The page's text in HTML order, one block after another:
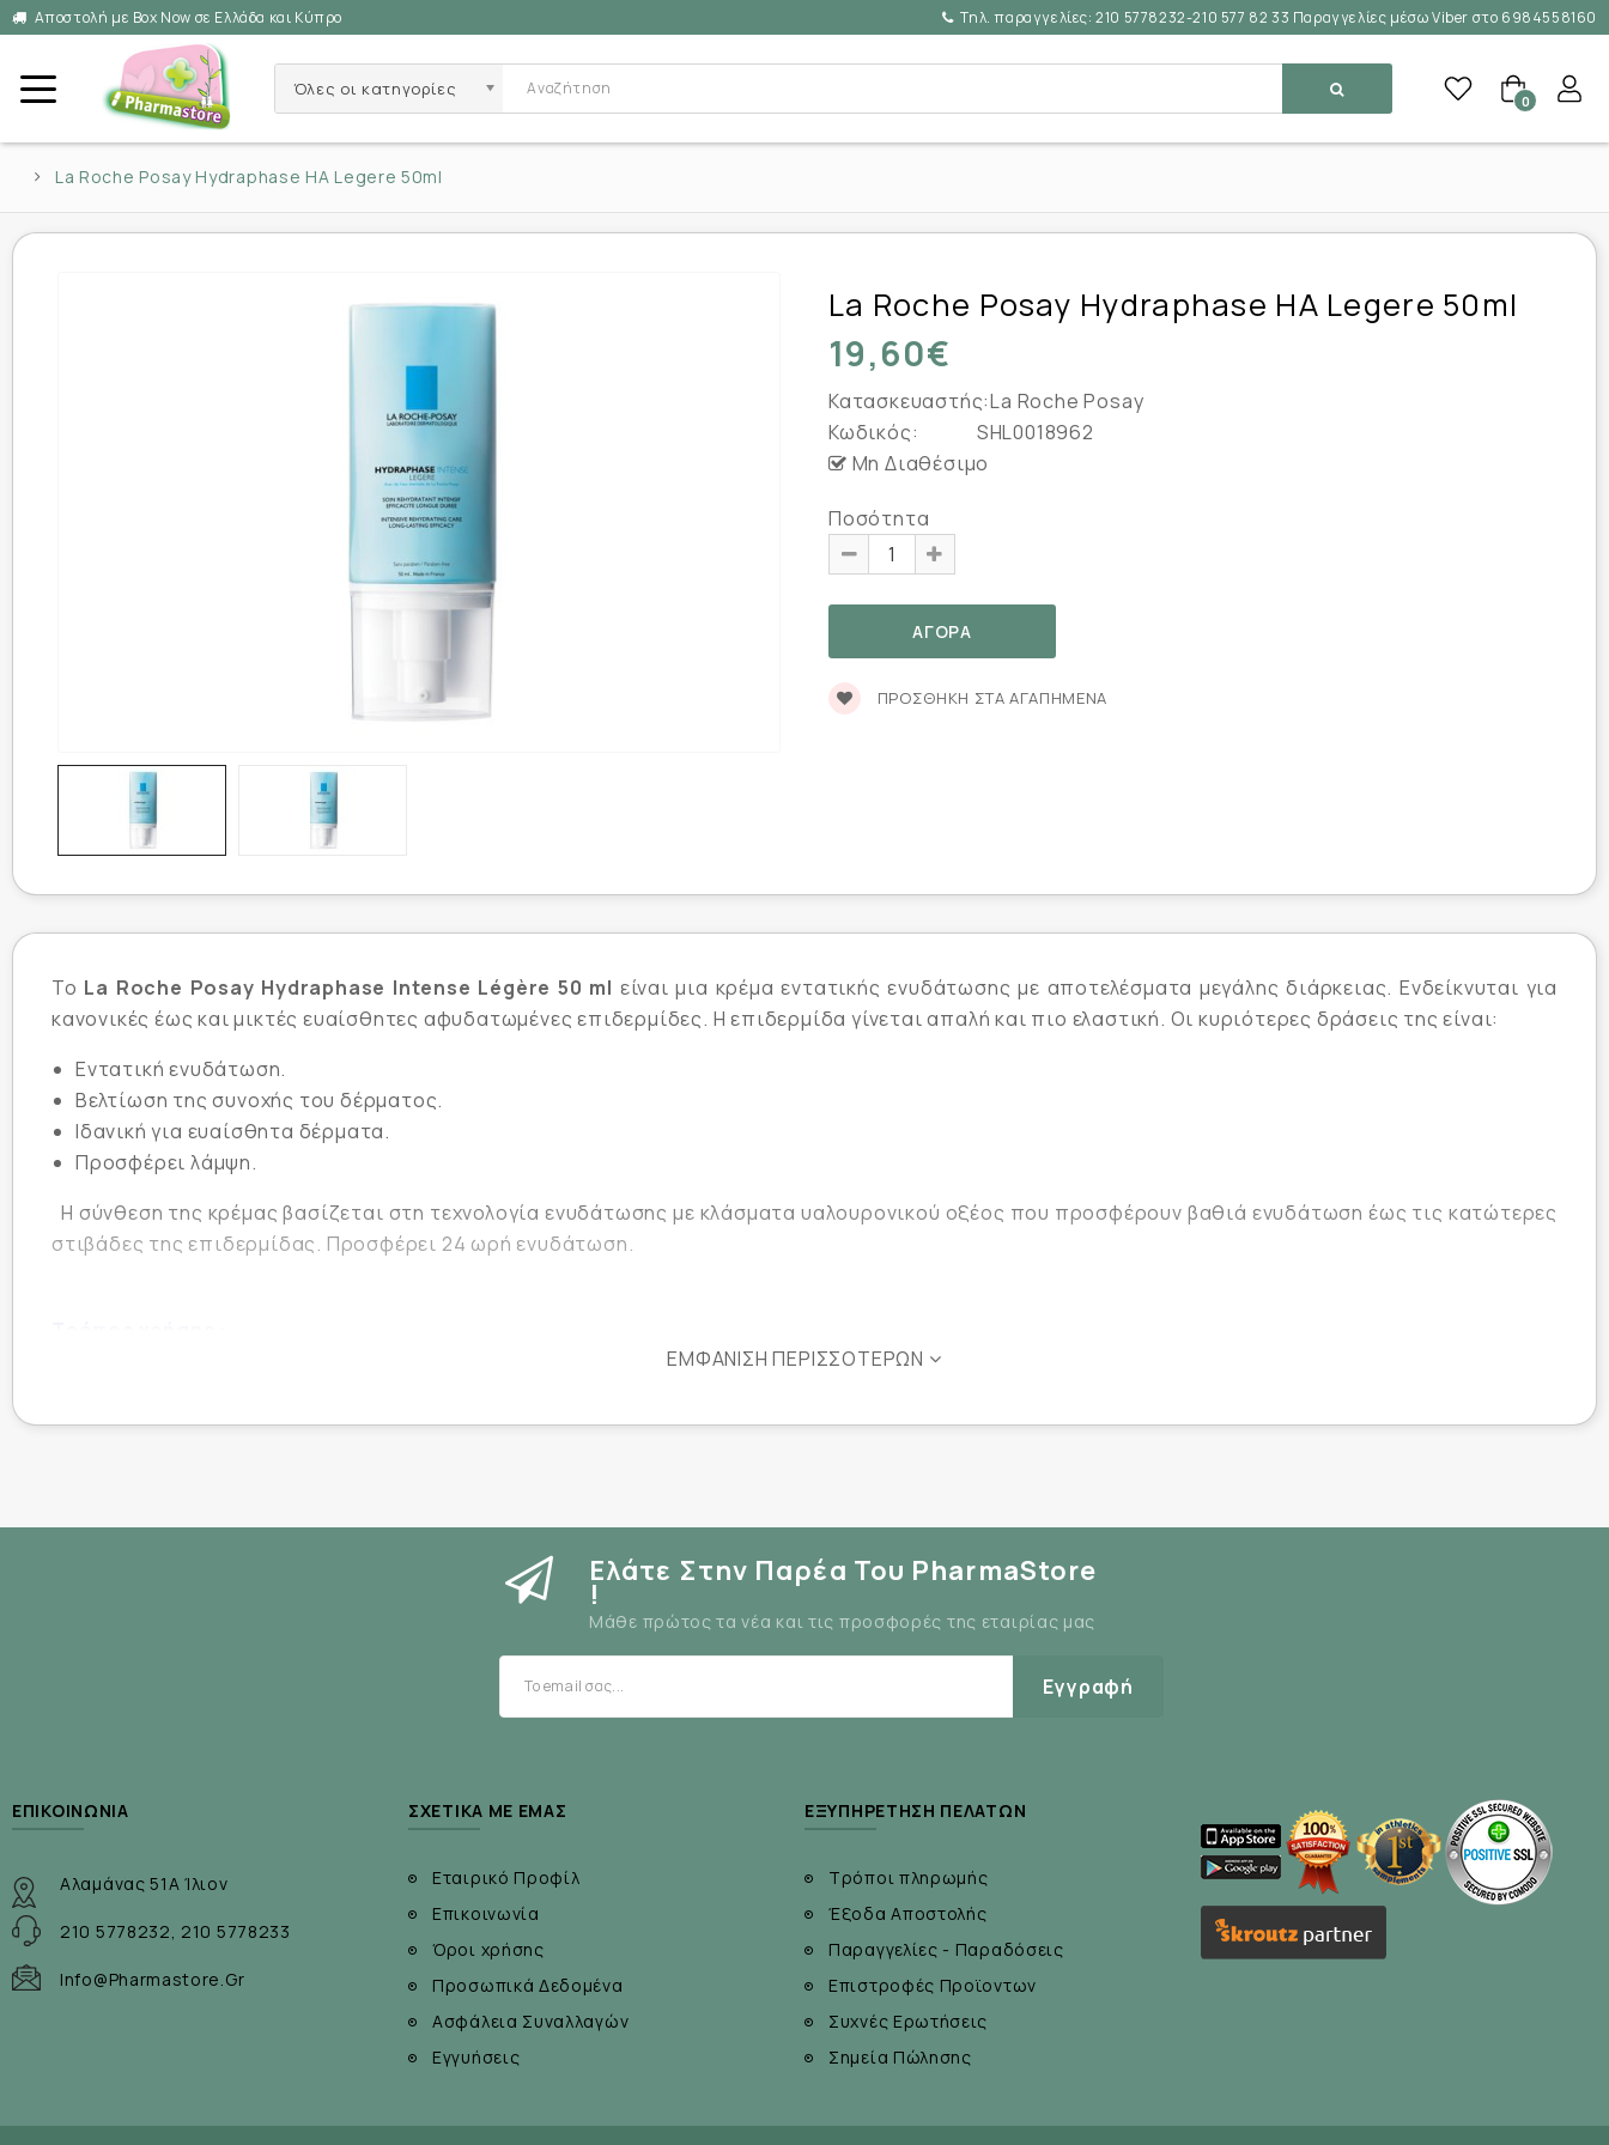
Αποστολή με Box Now σε Ελλάδα και Κύπρο Τηλ. παραγγελίες:210 5778232-210 577 82 33 Παραγγελίες μέσω Viber στο 6984558160
Όλες οι κατηγορίες
0
La Roche Posay Hydraphase HA Legere 50ml
La Roche Posay Hydraphase HA Legere 50ml
19,60€
Κατασκευαστής:La Roche Posay
Κωδικός:
SHL0018962
Μη Διαθέσιμο
Ποσότητα
ΠΡΟΣΘΉΚΗ ΣΤΑ ΑΓΑΠΗΜΈΝΑ
Το La Roche Posay Hydraphase Intense Légère 50 ml είναι μια κρέμα εντατικής ενυδάτωσης με αποτελέσματα μεγάλης διάρκειας. Ενδείκνυται για
κανονικές έως και μικτές ευαίσθητες αφυδατωμένες επιδερμίδες. Η επιδερμίδα γίνεται απαλή και πιο ελαστική. Οι κυριότερες δράσεις της είναι:
Εντατική ενυδάτωση.
Βελτίωση της συνοχής του δέρματος.
Ιδανική για ευαίσθητα δέρματα.
Προσφέρει λάμψη.
Η σύνθεση της κρέμας βασίζεται στη τεχνολογία ενυδάτωσης με κλάσματα υαλουρονικού οξέος που προσφέρουν βαθιά ενυδάτωση έως τις κατώτερες
στιβάδες της επιδερμίδας. Προσφέρει 24 ωρή ενυδάτωση.
ΕΜΦΆΝΙΣΗ ΠΕΡΙΣΣΌΤΕΡΩΝ
Ελάτε Στην Παρέα Του PharmaStore
!
Μάθε πρώτος τα νέα και τις προσφορές της εταιρίας μας
Εγγραφή
ΕΠΙΚΟΙΝΩΝΊΑ
Αλαμάνας 51Α Ίλιον
210 5778232, 210 5778233
Info@pharmastore.gr
ΣΧΕΤΙΚΆ ΜΕ ΕΜΆΣ
Εταιρικό Προφίλ
Επικοινωνία
Όροι χρήσης
Προσωπικά Δεδομένα
Ασφάλεια Συναλλαγών
Εγγυήσεις
ΕΞΥΠΗΡΈΤΗΣΗ ΠΕΛΑΤΏΝ
Τρόποι πληρωμής
Έξοδα Αποστολής
Παραγγελίες - Παραδόσεις
Επιστροφές Προϊοντων
Συχνές Ερωτήσεις
Σημεία Πώλησης